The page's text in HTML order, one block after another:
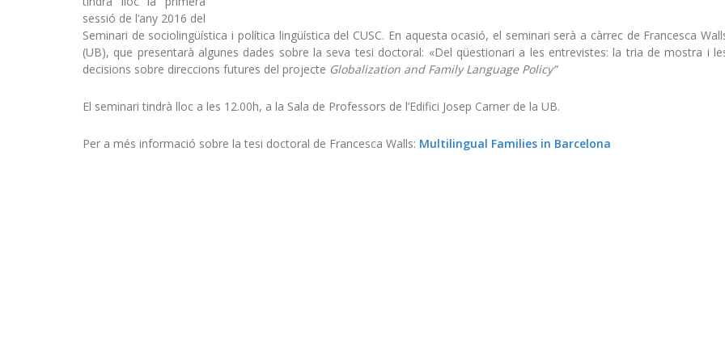
sessió de l’any 2016 del
Seminari de sociolingüística i política lingüística del CUSC. En aquesta ocasió, el seminari serà a càrrec de Francesca
(UB), que presentarà algunes dades sobre la seva tesi doctoral: «Del qüestionari a les entrevistes: la tria de mostra i
decisions sobre direccions futures del projecte Globalization and Family Language Policy”
El seminari tindrà lloc a les 12.00h, a la Sala de Professors de l’Edifici Josep Carner de la UB.
Per a més informació sobre la tesi doctoral de Francesca Walls: Multilingual Families in Barcelona